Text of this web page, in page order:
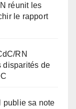
réunit les
le rapport
RN
disparités de
publie sa note